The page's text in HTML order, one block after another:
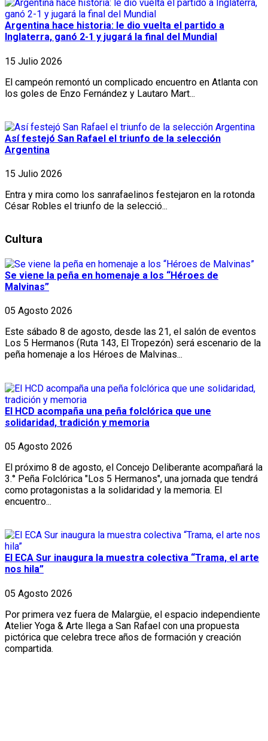
Argentina hace historia: le dio vuelta el partido a
Inglaterra, ganó 2-1 y jugará la final del Mundial
15 Julio 2026
El campeón remontó un complicado encuentro en Atlanta con
los goles de Enzo Fernández y Lautaro Mart...
Así festejó San Rafael el triunfo de la selección
Argentina
15 Julio 2026
Entra y mira como los sanrafaelinos festejaron en la rotonda
César Robles el triunfo de la selecció...
Cultura
Se viene la peña en homenaje a los “Héroes de
Malvinas”
05 Agosto 2026
Este sábado 8 de agosto, desde las 21, el salón de eventos
Los 5 Hermanos (Ruta 143, El Tropezón) será escenario de la
peña homenaje a los Héroes de Malvinas...
El HCD acompaña una peña folclórica que une
solidaridad, tradición y memoria
05 Agosto 2026
El próximo 8 de agosto, el Concejo Deliberante acompañará la
3.° Peña Folclórica "Los 5 Hermanos", una jornada que tendrá
como protagonistas a la solidaridad y la memoria. El
encuentro...
El ECA Sur inaugura la muestra colectiva “Trama, el arte
nos hila”
05 Agosto 2026
Por primera vez fuera de Malargüe, el espacio independiente
Atelier Yoga & Arte llega a San Rafael con una propuesta
pictórica que celebra trece años de formación y creación
compartida.